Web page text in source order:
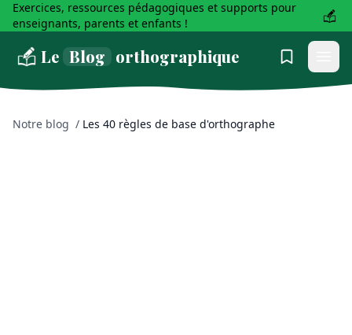
Exercices, ressources pédagogiques et supports pour
enseignants, parents et enfants !
Le Blog orthographique
Notre blog / Les 40 règles de base d'orthographe